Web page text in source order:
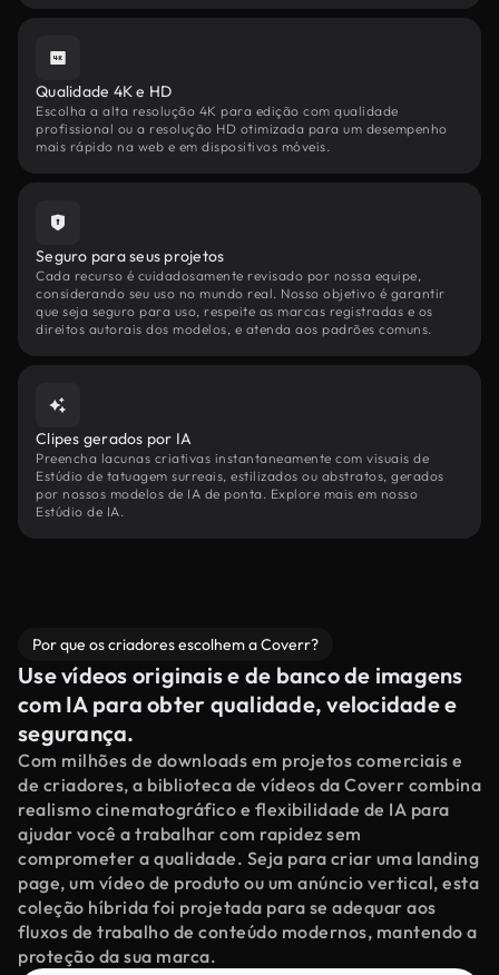
Qualidade 4K e HD
Escolha a alta resolução 4K para edição com qualidade
profissional ou a resolução HD otimizada para um desempenho
mais rápido na web e em dispositivos móveis.
Seguro para seus projetos
Cada recurso é cuidadosamente revisado por nossa equipe,
considerando seu uso no mundo real. Nosso objetivo é garantir
que seja seguro para uso, respeite as marcas registradas e os
direitos autorais dos modelos, e atenda aos padrões comuns.
Clipes gerados por IA
Preencha lacunas criativas instantaneamente com visuais de
Estúdio de tatuagem surreais, estilizados ou abstratos, gerados
por nossos modelos de IA de ponta. Explore mais em nosso
Estúdio de IA.
Por que os criadores escolhem a Coverr?
Use vídeos originais e de banco de imagens
com IA para obter qualidade, velocidade e
segurança.
Com milhões de downloads em projetos comerciais e
de criadores, a biblioteca de vídeos da Coverr combina
realismo cinematográfico e flexibilidade de IA para
ajudar você a trabalhar com rapidez sem
comprometer a qualidade. Seja para criar uma landing
page, um vídeo de produto ou um anúncio vertical, esta
coleção híbrida foi projetada para se adequar aos
fluxos de trabalho de conteúdo modernos, mantendo a
proteção da sua marca.